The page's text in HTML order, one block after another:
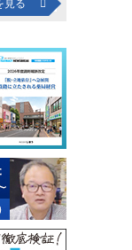
見る